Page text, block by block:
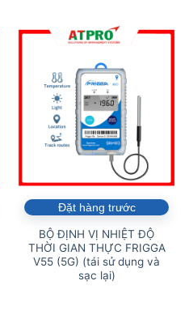
Đặt hàng trước
BỘ ĐỊNH VỊ NHIỆT ĐỘ
THỜI GIAN THỰC FRIGGA
V55 (5G) (tái sử dụng và
sạc lại)